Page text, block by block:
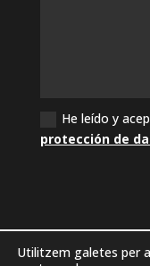
He leído y
protección de
Utilitzem galetes per